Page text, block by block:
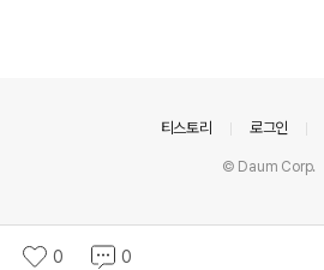
0 0
티스토리 로그인
© Daum Corp.